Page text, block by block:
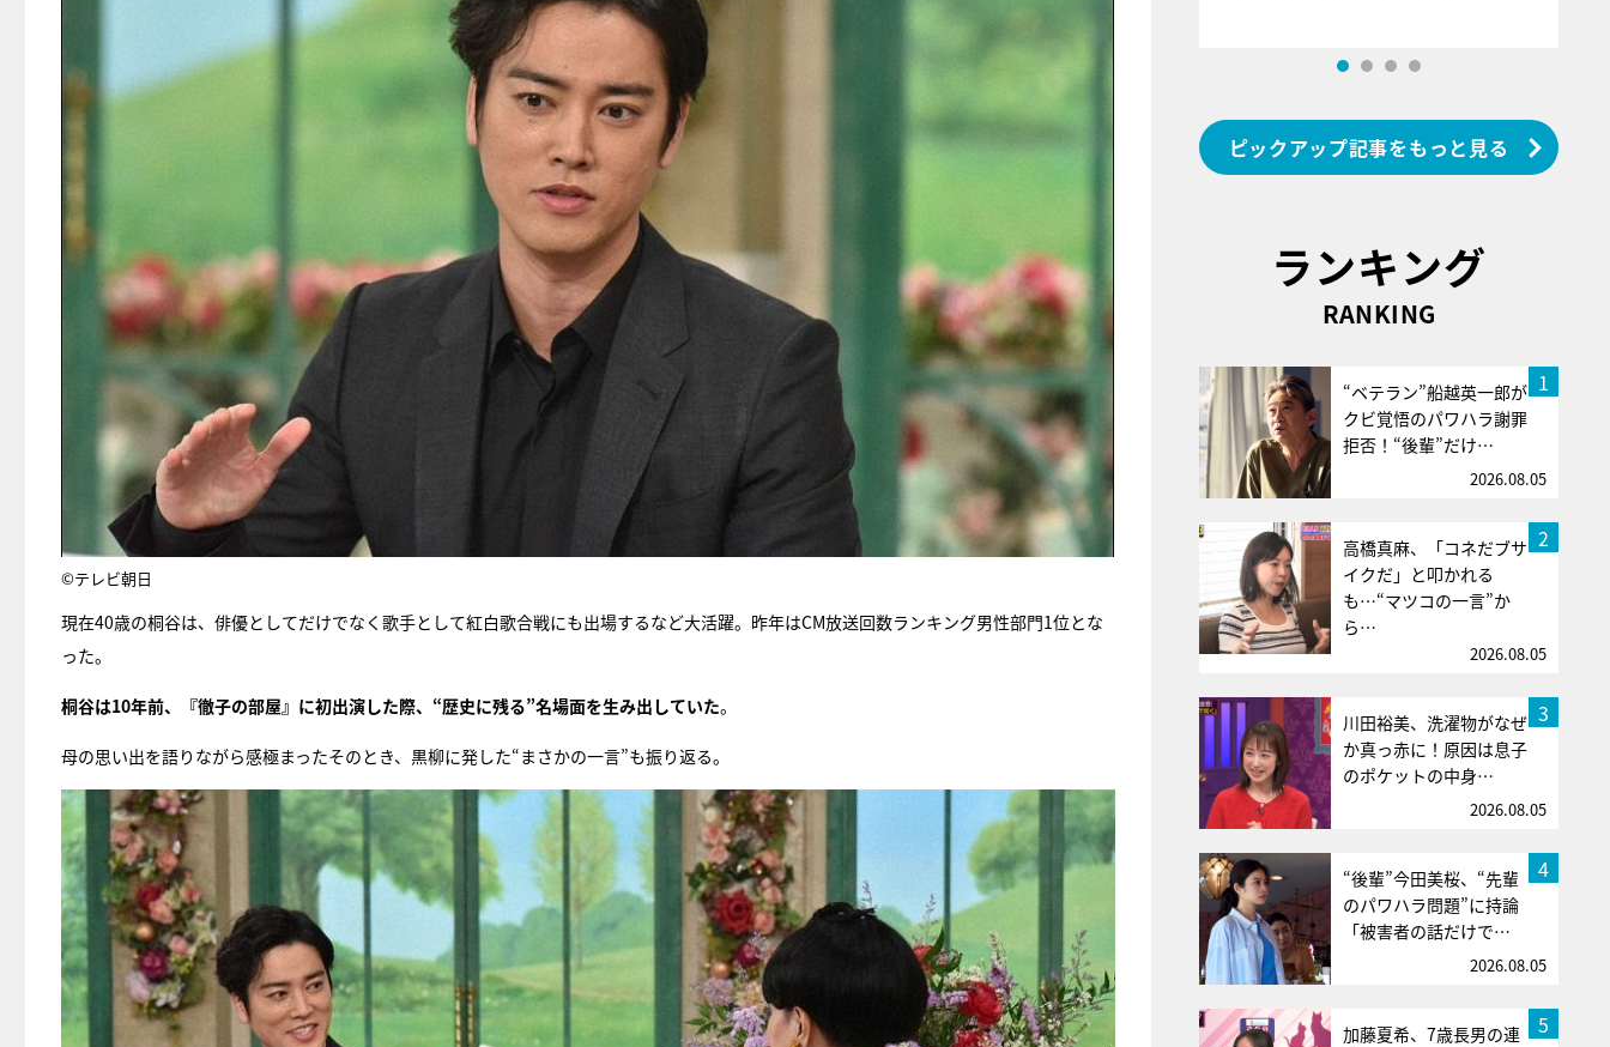
©テレビ朝日
現在40歳の桐谷は、俳優としてだけでなく歌手として紅白歌合戦にも出場するなど大活躍。昨年はCM放送回数ランキング男性部門1位とな
った。
桐谷は10年前、『徹子の部屋』に初出演した際、“歴史に残る”名場面を生み出していた。
母の思い出を語りながら感極まったそのとき、黒柳に発した“まさかの一言”も振り返る。
ピックアップ記事をもっと見る
ランキング
RANKING
1
“ベテラン”船越英一郎が
クビ覚悟のパワハラ謝罪
拒否！“後輩”だけ…
2026.08.05
2
高橋真麻、「コネだブサ
イクだ」と叩かれる
も…“マツコの一言”か
ら…
2026.08.05
3
川田裕美、洗濯物がなぜ
か真っ赤に！原因は息子
のポケットの中身…
2026.08.05
4
“後輩”今田美桜、“先輩
のパワハラ問題”に持論
「被害者の話だけで…
2026.08.05
5
加藤夏希、7歳長男の連